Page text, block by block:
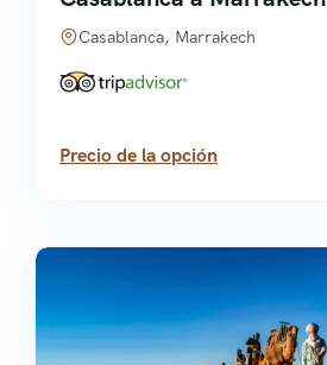
Casablanca, Marrakech
Precio de la opción